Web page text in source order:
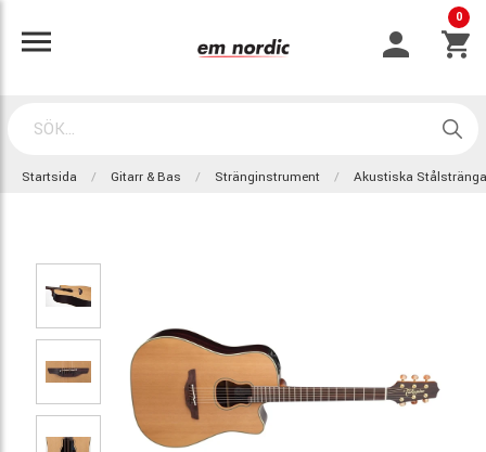
0
Startsida Gitarr & Bas Stränginstrument Akustiska